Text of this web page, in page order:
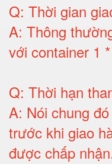
Q: Thời gian
A: Thông
với container 1
Q: Thời hạn
A: Nói chung
trước khi giao
được chấp nhận